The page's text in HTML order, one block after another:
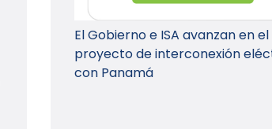
El Gobierno e ISA avanzan en el
proyecto de interconexión
con Panamá